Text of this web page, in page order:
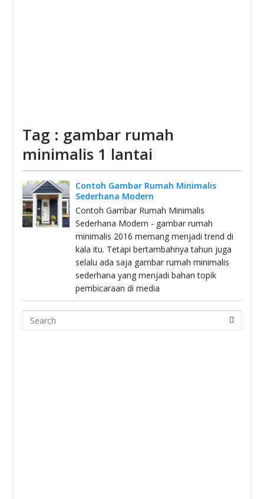
Tag : gambar rumah
minimalis 1 lantai
Contoh Gambar Rumah Minimalis
Sederhana Modern
Contoh Gambar Rumah Minimalis
Sederhana Modern - gambar rumah
minimalis 2016 memang menjadi trend di
kala itu. Tetapi bertambahnya tahun juga
selalu ada saja gambar rumah minimalis
sederhana yang menjadi bahan topik
pembicaraan di media
Search